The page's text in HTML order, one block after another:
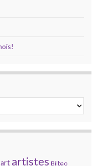
art artistes Bilbao